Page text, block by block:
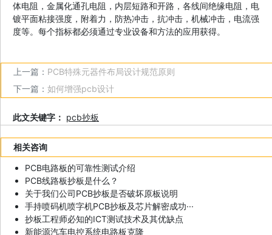
体电阻，金属化通孔电阻，内层短路和开路，各线间绝缘电阻，电
镀平面粘接强度，附着力，防热冲击，抗冲击，机械冲击，电流强
度等。每个指标都必须通过专业设备和方法的应用获得。
上一篇： PCB特殊元器件布局设计规范原则
下一篇： 如何增强pcb设计
此文关键字： pcb抄板
相关咨询
PCB电路板的可靠性测试介绍
PCB线路板抄板是什么？
关于我们公司PCB抄板是否破坏原板说明
手持喷码机喷字机PCB抄板及芯片解密成功···
抄板工程师必知的ICT测试技术及其优缺点
新能源汽车电控系统电路板克隆